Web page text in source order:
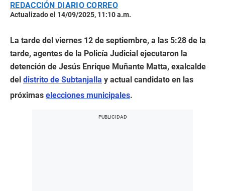
REDACCIÓN DIARIO CORREO
Actualizado el 14/09/2025, 11:10 a.m.
La tarde del viernes 12 de septiembre, a las 5:28 de la
tarde, agentes de la Policía Judicial ejecutaron la
detención de Jesús Enrique Muñante Matta, exalcalde
del distrito de Subtanjalla y actual candidato en las
próximas elecciones municipales.